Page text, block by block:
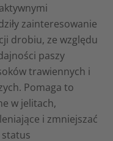
zainteresowanie
drobiu, ze względu
paszy
trawiennych i
Pomaga to
w jelitach,
i zmniejszać